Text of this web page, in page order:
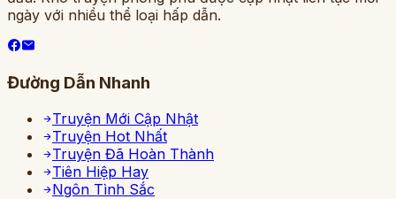
ngày với nhiều thể loại hấp dẫn.
Đường Dẫn Nhanh
Truyện Mới Cập Nhật
Truyện Hot Nhất
Truyện Đã Hoàn Thành
Tiên Hiệp Hay
Ngôn Tình Sắc